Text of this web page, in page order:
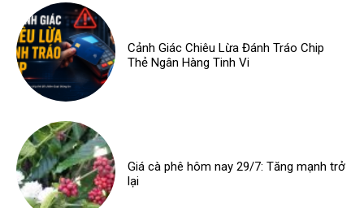
Cảnh Giác Chiêu Lừa Đánh Tráo Chip
Thẻ Ngân Hàng Tinh Vi
Giá cà phê hôm nay 29/7: Tăng mạnh trở
lại